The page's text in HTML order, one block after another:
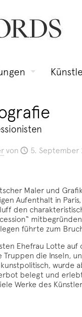
von 5. September
Maler und
Aufenthalt in
den
führte zum
Ehefrau Lotte
die Inseln,
wurde
belegt und
Werke des